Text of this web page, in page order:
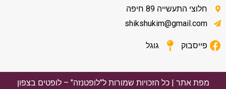
חלוצי התעשייה 89 חיפה
shikshukim@gmail.com
פייסבוק גוגל
מפת אתר | כל הזכויות שמורות ל"לופטנזה" – לופטים בצפון